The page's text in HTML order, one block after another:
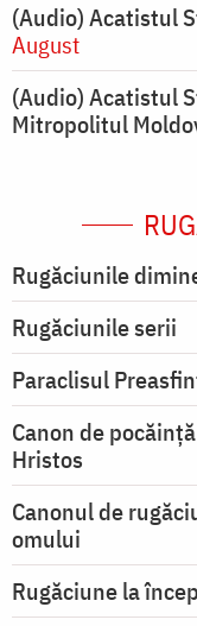
(Audio) Acatistul
August
(Audio) Acatistul
Mitropolitul
Rugăciunile
Rugăciunile serii
Paraclisul
Canon de
Hristos
Canonul de
omului
Rugăciune la